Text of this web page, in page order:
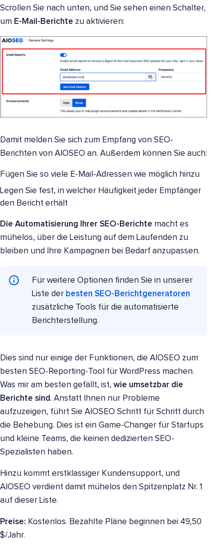
Scrollen Sie nach unten, und Sie sehen einen Schalter,
um E-Mail-Berichte zu aktivieren:
Damit melden Sie sich zum Empfang von SEO-
Berichten von AIOSEO an. Außerdem können Sie auch:
Fügen Sie so viele E-Mail-Adressen wie möglich hinzu
Legen Sie fest, in welcher Häufigkeit jeder Empfänger
den Bericht erhält
Die Automatisierung Ihrer SEO-Berichte macht es
mühelos, über die Leistung auf dem Laufenden zu
bleiben und Ihre Kampagnen bei Bedarf anzupassen.
Für weitere Optionen finden Sie in unserer
Liste der besten SEO-Berichtgeneratoren
zusätzliche Tools für die automatisierte
Berichterstellung.
Dies sind nur einige der Funktionen, die AIOSEO zum
besten SEO-Reporting-Tool für WordPress machen.
Was mir am besten gefällt, ist, wie umsetzbar die
Berichte sind. Anstatt Ihnen nur Probleme
aufzuzeigen, führt Sie AIOSEO Schritt für Schritt durch
die Behebung. Dies ist ein Game-Changer für Startups
und kleine Teams, die keinen dedizierten SEO-
Spezialisten haben.
Hinzu kommt erstklassiger Kundensupport, und
AIOSEO verdient damit mühelos den Spitzenplatz Nr. 1
auf dieser Liste.
Preise: Kostenlos. Bezahlte Pläne beginnen bei 49,50
$/Jahr.